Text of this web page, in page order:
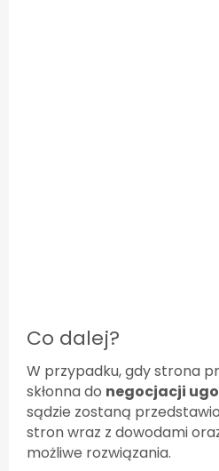
Co dalej?
W przypadku, gdy strona
skłonna do negocjacji
sądzie zostaną
stron wraz z dowodami
możliwe rozwiązania.